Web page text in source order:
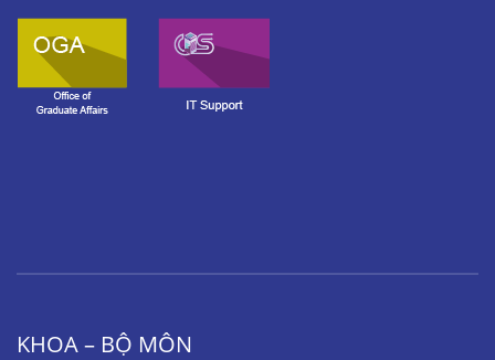
KHOA – BỘ MÔN